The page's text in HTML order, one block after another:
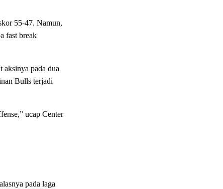
55-47. Namun,
fast break
aksinya pada dua
Bulls terjadi
ucap Center
pada laga